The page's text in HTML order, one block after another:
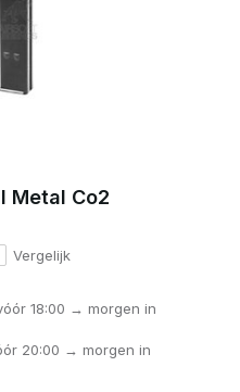
Metal Co2
Vergelijk
18:00 → morgen in
20:00 → morgen in